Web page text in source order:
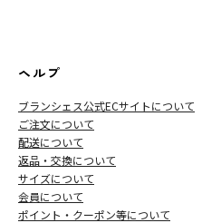
ヘルプ
ブランシェス公式ECサイトについて
ご注文について
配送について
返品・交換について
サイズについて
会員について
ポイント・クーポン等について